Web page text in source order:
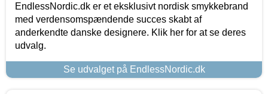
EndlessNordic.dk er et eksklusivt nordisk smykkebrand
med verdensomspændende succes skabt af
anderkendte danske designere. Klik her for at se deres
udvalg.
Se udvalget på EndlessNordic.dk